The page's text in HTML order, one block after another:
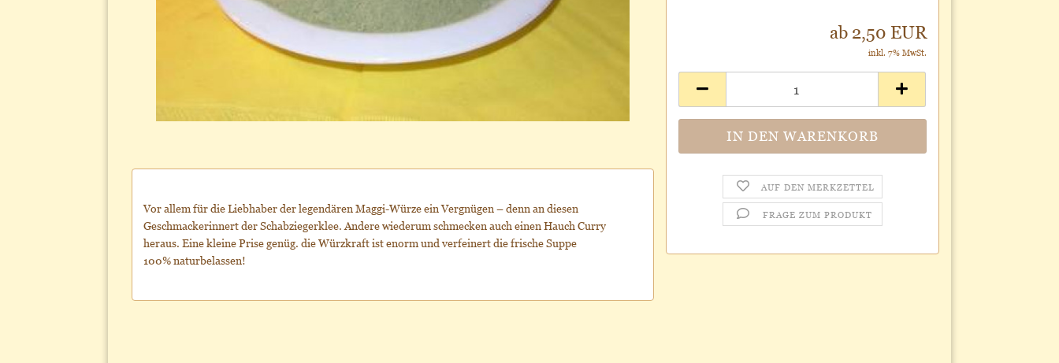
ab 2,50 EUR
inkl. 7% MwSt.
AUF DEN MERKZETTEL
FRAGE ZUM PRODUKT
Vor allem für die Liebhaber der legendären Maggi-Würze ein Vergnügen – denn an diesen
Geschmackerinnert der Schabziegerklee. Andere wiederum schmecken auch einen Hauch Curry
heraus. Eine kleine Prise genüg. die Würzkraft ist enorm und verfeinert die frische Suppe
100% naturbelassen!